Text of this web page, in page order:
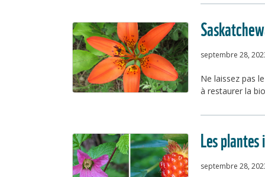
septembre 28,
Ne laissez pas
à restaurer la
Les
septembre 28,